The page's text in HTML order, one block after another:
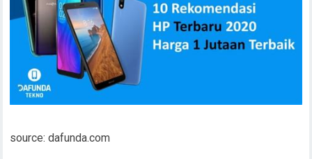
source: dafunda.com